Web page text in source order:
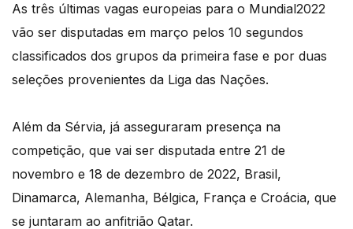
As três últimas vagas europeias para o Mundial2022
vão ser disputadas em março pelos 10 segundos
classificados dos grupos da primeira fase e por duas
seleções provenientes da Liga das Nações.
Além da Sérvia, já asseguraram presença na
competição, que vai ser disputada entre 21 de
novembro e 18 de dezembro de 2022, Brasil,
Dinamarca, Alemanha, Bélgica, França e Croácia, que
se juntaram ao anfitrião Qatar.